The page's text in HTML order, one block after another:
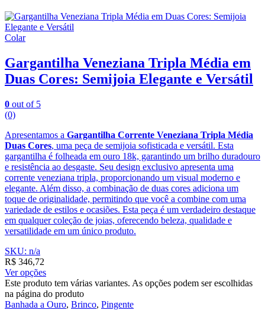
Colar
Gargantilha Veneziana Tripla Média em
Duas Cores: Semijoia Elegante e Versátil
0 out of 5
(0)
Apresentamos a Gargantilha Corrente Veneziana Tripla Média
Duas Cores, uma peça de semijoia sofisticada e versátil. Esta
gargantilha é folheada em ouro 18k, garantindo um brilho duradouro
e resistência ao desgaste. Seu design exclusivo apresenta uma
corrente veneziana tripla, proporcionando um visual moderno e
elegante. Além disso, a combinação de duas cores adiciona um
toque de originalidade, permitindo que você a combine com uma
variedade de estilos e ocasiões. Esta peça é um verdadeiro destaque
em qualquer coleção de joias, oferecendo beleza, qualidade e
versatilidade em um único produto.
SKU: n/a
R$ 346,72
Ver opções
Este produto tem várias variantes. As opções podem ser escolhidas
na página do produto
Banhada a Ouro, Brinco, Pingente